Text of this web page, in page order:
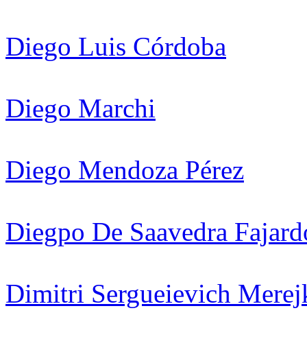
Diego Luis Córdoba
Diego Marchi
Diego Mendoza Pérez
Diegpo De Saavedra
Dimitri Sergueievich